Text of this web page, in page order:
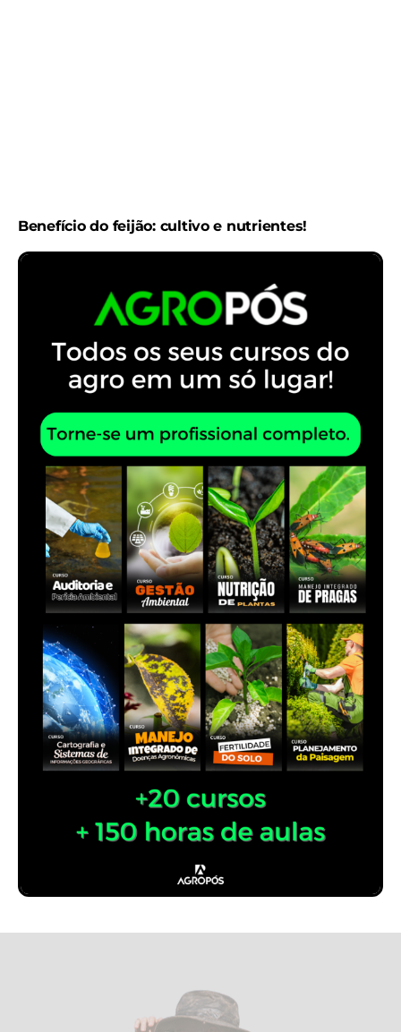
Benefício do feijão: cultivo e nutrientes!